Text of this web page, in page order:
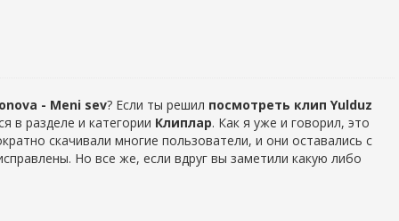
- Meni sev? Если ты решил посмотреть клип Yulduz
в разделе и категории Клиплар. Как я уже и говорил, это
скачивали многие пользователи, и они оставались с
Но все же, если вдруг вы заметили какую либо